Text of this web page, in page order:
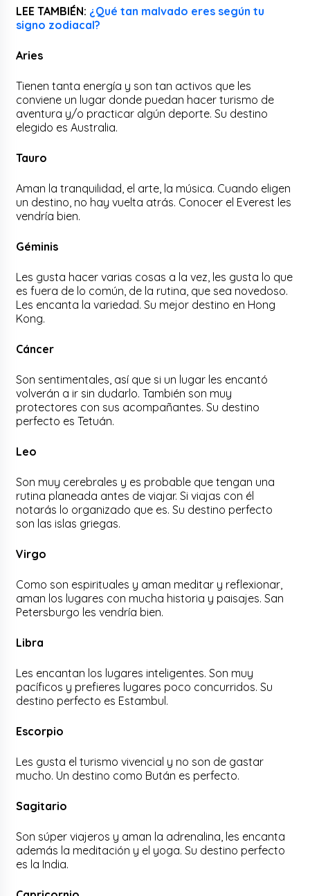
LEE TAMBIÉN: ¿Qué tan malvado eres según tu
signo zodiacal?
Aries
Tienen tanta energía y son tan activos que les
conviene un lugar donde puedan hacer turismo de
aventura y/o practicar algún deporte. Su destino
elegido es Australia.
Tauro
Aman la tranquilidad, el arte, la música. Cuando eligen
un destino, no hay vuelta atrás. Conocer el Everest les
vendría bien.
Géminis
Les gusta hacer varias cosas a la vez, les gusta lo que
es fuera de lo común, de la rutina, que sea novedoso.
Les encanta la variedad. Su mejor destino en Hong
Kong.
Cáncer
Son sentimentales, así que si un lugar les encantó
volverán a ir sin dudarlo. También son muy
protectores con sus acompañantes. Su destino
perfecto es Tetuán.
Leo
Son muy cerebrales y es probable que tengan una
rutina planeada antes de viajar. Si viajas con él
notarás lo organizado que es. Su destino perfecto
son las islas griegas.
Virgo
Como son espirituales y aman meditar y reflexionar,
aman los lugares con mucha historia y paisajes. San
Petersburgo les vendría bien.
Libra
Les encantan los lugares inteligentes. Son muy
pacíficos y prefieres lugares poco concurridos. Su
destino perfecto es Estambul.
Escorpio
Les gusta el turismo vivencial y no son de gastar
mucho. Un destino como Bután es perfecto.
Sagitario
Son súper viajeros y aman la adrenalina, les encanta
además la meditación y el yoga. Su destino perfecto
es la India.